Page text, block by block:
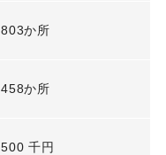
803か所
458か所
500 千円